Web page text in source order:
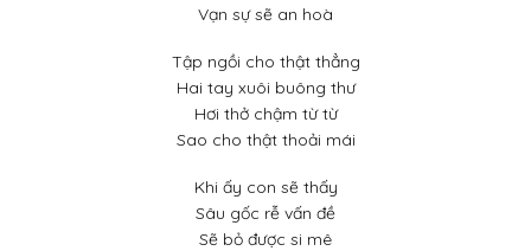
Vạn sự sẽ an hoà
Tập ngồi cho thật thẳng
Hai tay xuôi buông thư
Hơi thở chậm từ từ
Sao cho thật thoải mái
Khi ấy con sẽ thấy
Sâu gốc rễ vấn đề
Sẽ bỏ được si mê